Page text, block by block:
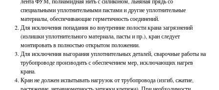
специальными уплотнительными пастами и другие уплотнительные
материалы, обеспечивающие герметичность соединений.
Для исключения попадания во внутренние полости крана загрязнений
(излишки уплотнительного материала, пасты и пр.), кран следует
монтировать в полностью открытом положении.
Для исключения выгорания уплотнительных деталей, сварочные работы на
трубопроводе производить с обеспечением мер, исключающих нагрев
крана.
Кран не должен испытывать нагрузок от трубопровода (изгиб, сжатие,